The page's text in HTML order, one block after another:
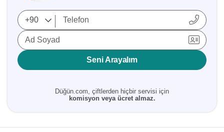
Ad Soyad
Seni Arayalım
Düğün.com, çiftlerden hiçbir servisi için
komisyon veya ücret almaz.